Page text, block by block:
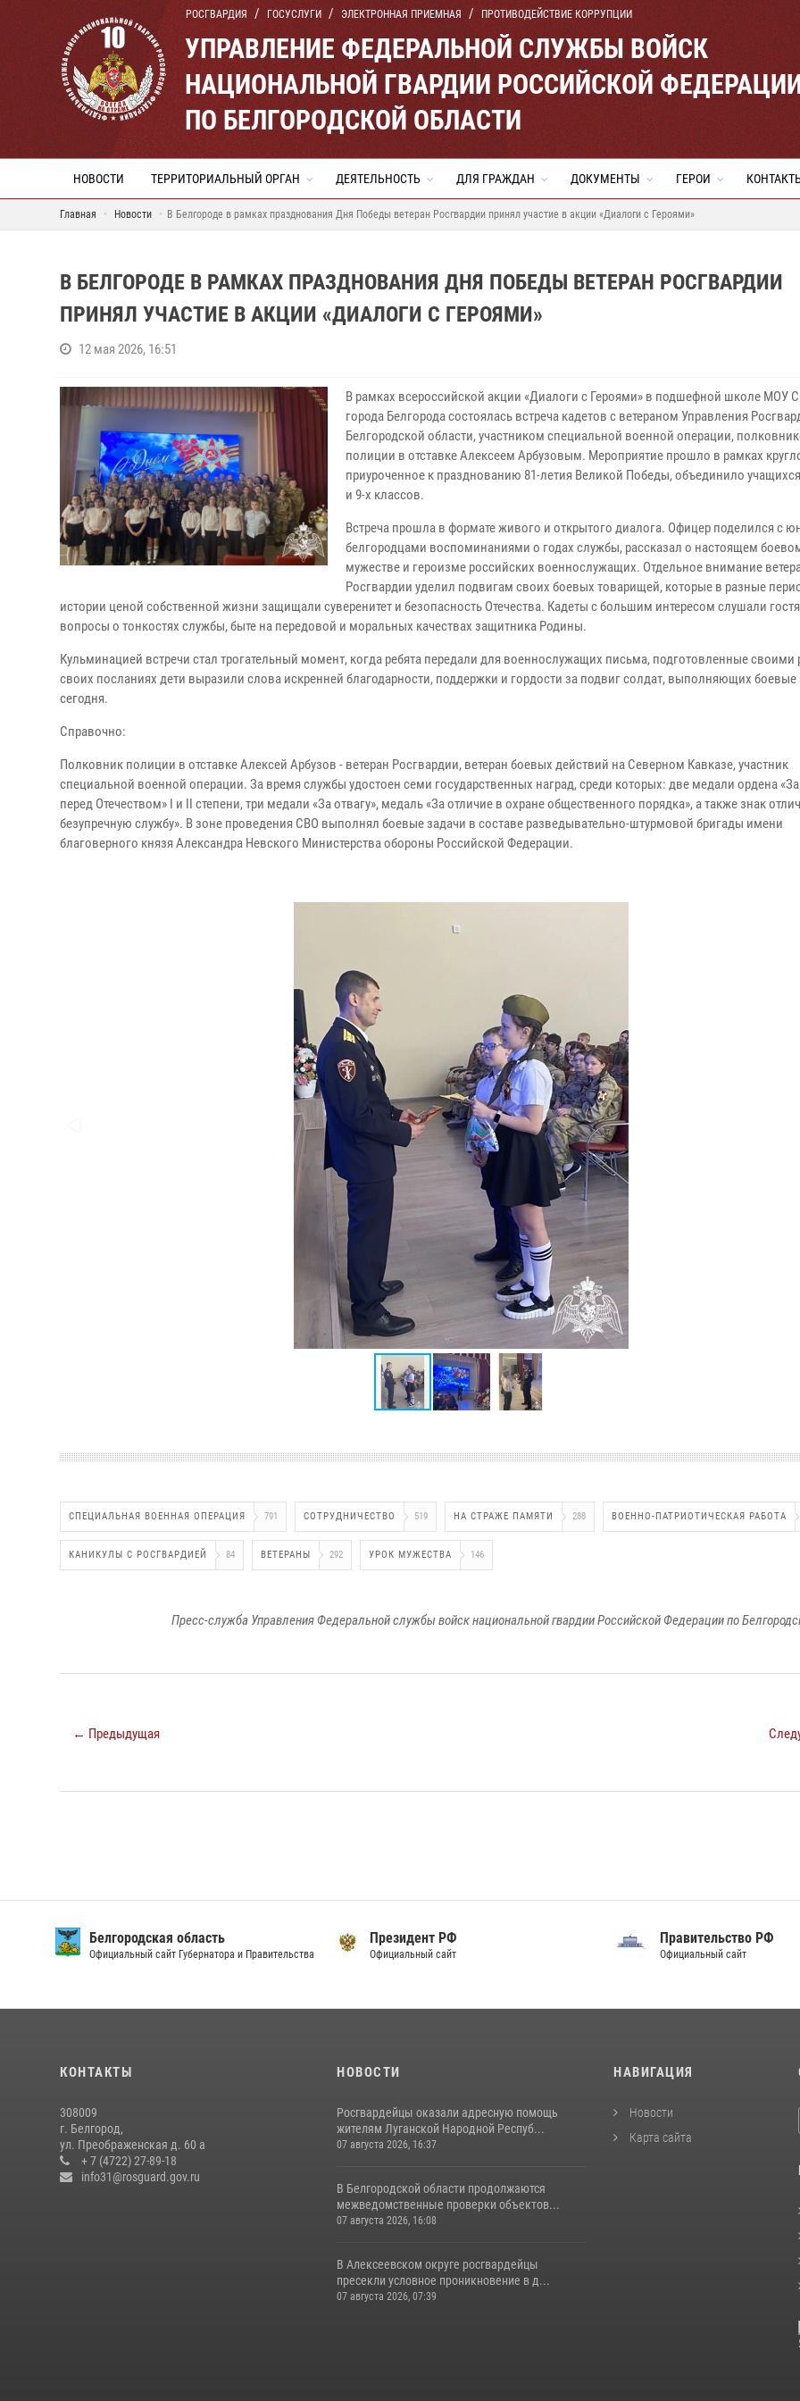
РОСГВАРДИЯ ГОСУСЛУГИ ЭЛЕКТРОННАЯ ПРИЕМНАЯ ПРОТИВОДЕЙСТВИЕ КОРРУПЦИИ
УПРАВЛЕНИЕ ФЕДЕРАЛЬНОЙ СЛУЖБЫ ВОЙСК
НАЦИОНАЛЬНОЙ ГВАРДИИ РОССИЙСКОЙ
ПО БЕЛГОРОДСКОЙ ОБЛАСТИ
НОВОСТИ ТЕРРИТОРИАЛЬНЫЙ ОРГАН ДЕЯТЕЛЬНОСТЬ ДЛЯ ГРАЖДАН ДОКУМЕНТЫ ГЕРОИ
Главная Новости В Белгороде в рамках празднования Дня Победы ветеран Росгвардии принял участие в акции «Диалоги с Героями»
В БЕЛГОРОДЕ В РАМКАХ ПРАЗДНОВАНИЯ ДНЯ ПОБЕДЫ ВЕТЕРАН РОСГВАРДИИ
ПРИНЯЛ УЧАСТИЕ В АКЦИИ «ДИАЛОГИ С ГЕРОЯМИ»
12 мая 2026, 16:51
В рамках всероссийской акции «Диалоги с Героями» в подшефной школе МОУ
города Белгорода состоялась встреча кадетов с ветераном Управления
Белгородской области, участником специальной военной операции,
полиции в отставке Алексеем Арбузовым. Мероприятие прошло в рамках
приуроченное к празднованию 81-летия Великой Победы, объединило учащихся
и 9-х классов.
Встреча прошла в формате живого и открытого диалога. Офицер поделился с
белгородцами воспоминаниями о годах службы, рассказал о настоящем
мужестве и героизме российских военнослужащих. Отдельное внимание
Росгвардии уделил подвигам своих боевых товарищей, которые в разные
истории ценой собственной жизни защищали суверенитет и безопасность Отечества. Кадеты с большим интересом слушали
вопросы о тонкостях службы, быте на передовой и моральных качествах защитника Родины.
Кульминацией встречи стал трогательный момент, когда ребята передали для военнослужащих письма, подготовленные своими
своих посланиях дети выразили слова искренней благодарности, поддержки и гордости за подвиг солдат, выполняющих боевые
сегодня.
Справочно:
Полковник полиции в отставке Алексей Арбузов - ветеран Росгвардии, ветеран боевых действий на Северном Кавказе, участник
специальной военной операции. За время службы удостоен семи государственных наград, среди которых: две медали ордена «За
перед Отечеством» I и II степени, три медали «За отвагу», медаль «За отличие в охране общественного порядка», а также знак
безупречную службу». В зоне проведения СВО выполнял боевые задачи в составе разведывательно-штурмовой бригады имени
благоверного князя Александра Невского Министерства обороны Российской Федерации.
СПЕЦИАЛЬНАЯ ВОЕННАЯ ОПЕРАЦИЯ 791 СОТРУДНИЧЕСТВО 519 НА СТРАЖЕ ПАМЯТИ 288 ВОЕННО-ПАТРИОТИЧЕСКАЯ РАБОТА
КАНИКУЛЫ С РОСГВАРДИЕЙ 84 ВЕТЕРАНЫ 292 УРОК МУЖЕСТВА 146
Пресс-служба Управления Федеральной службы войск национальной гвардии Российской Федерации по
← Предыдущая
Белгородская область
Официальный сайт Губернатора и Правительства
Президент РФ
Официальный сайт
Правительство РФ
Официальный сайт
КОНТАКТЫ
308009
г. Белгород,
ул. Преображенская д. 60 а
+ 7 (4722) 27-89-18
info31@rosguard.gov.ru
НОВОСТИ
Росгвардейцы оказали адресную помощь
жителям Луганской Народной Респуб...
07 августа 2026, 16:37
В Белгородской области продолжаются
межведомственные проверки объектов...
07 августа 2026, 16:08
В Алексеевском округе росгвардейцы
пресекли условное проникновение в д...
07 августа 2026, 07:39
НАВИГАЦИЯ
Новости
Карта сайта